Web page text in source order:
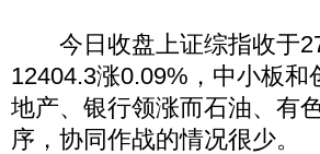
今日收盘上证综指收于
12404.3涨0.09%，中小板
地产、银行领涨而石油、有
序，协同作战的情况很少。